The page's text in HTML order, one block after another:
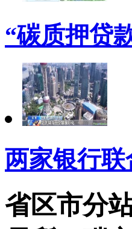
“碳质押贷
两家银行
省区市分